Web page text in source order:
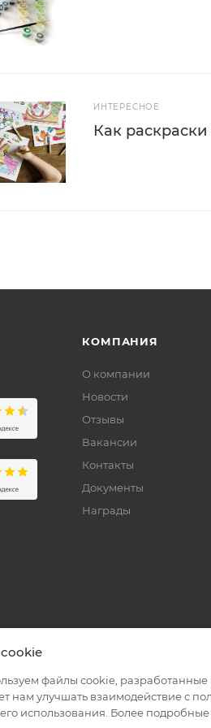
ИНТЕРЕСНОЕ
Как
КОМПАНИЯ
О компании
Новости
Отзывы
Вакансии
Контакты
Документы
Награды
кит - интернет-магазин
файлы cookie,
нам улучшать взаимодействие с
использования. Более